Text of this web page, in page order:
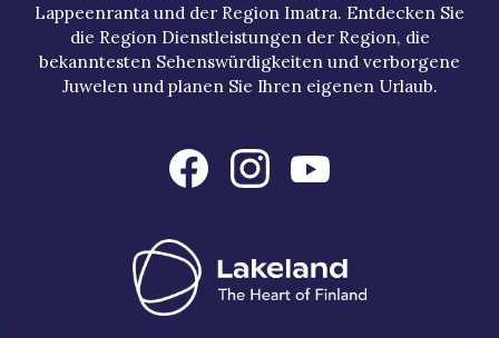
Lappeenranta und der Region Imatra. Entdecken Sie
die Region Dienstleistungen der Region, die
bekanntesten Sehenswürdigkeiten und verborgene
Juwelen und planen Sie Ihren eigenen Urlaub.